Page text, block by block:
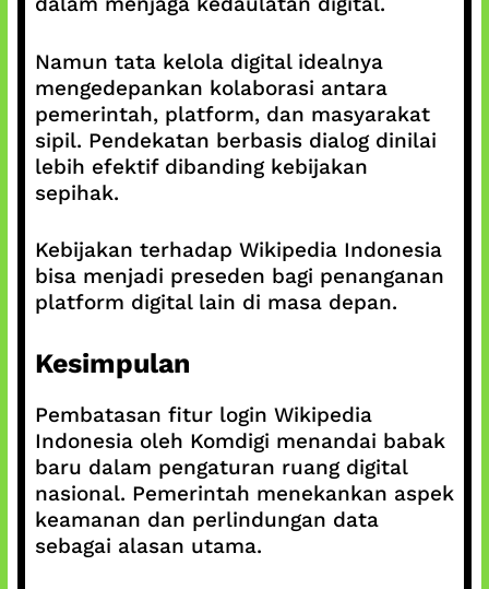
Namun tata kelola digital idealnya
mengedepankan kolaborasi antara
pemerintah, platform, dan masyarakat
sipil. Pendekatan berbasis dialog dinilai
lebih efektif dibanding kebijakan
sepihak.
Kebijakan terhadap Wikipedia Indonesia
bisa menjadi preseden bagi penanganan
platform digital lain di masa depan.
Kesimpulan
Pembatasan fitur login Wikipedia
Indonesia oleh Komdigi menandai babak
baru dalam pengaturan ruang digital
nasional. Pemerintah menekankan aspek
keamanan dan perlindungan data
sebagai alasan utama.